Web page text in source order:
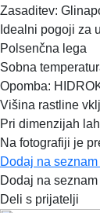
Zasaditev:
Idealni pogoji za
Polsenčna lega
Sobna
Opomba:
Višina rastline
Pri dimenzijah
Na fotografiji je
Dodaj na
Dodaj na
Deli s prijatelji